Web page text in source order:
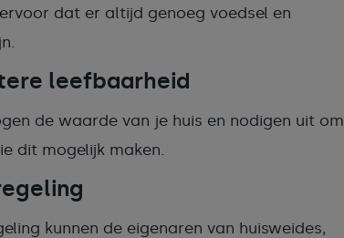
dat er altijd genoeg voedsel en
leefbaarheid
de waarde van je huis en nodigen uit om
dit mogelijk maken.
kunnen de eigenaren van huisweides,